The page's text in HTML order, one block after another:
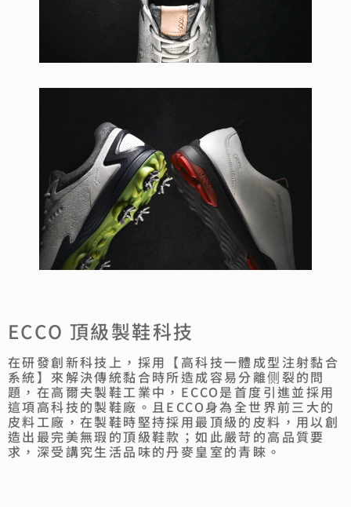
ECCO 頂級製鞋科技
在研發創新科技上，採用【高科技一體成型注射黏合
系統】來解決傳統黏合時所造成容易分離侧裂的問
題，在高爾夫製鞋工業中，ECCO是首度引進並採用
這項高科技的製鞋廠。且ECCO身為全世界前三大的
皮料工廠，在製鞋時堅持採用最頂級的皮料，用以創
造出最完美無瑕的頂級鞋款；如此嚴苛的高品質要
求，深受講究生活品味的丹麥皇室的青睞。